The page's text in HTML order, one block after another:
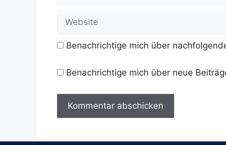
Benachrichtige mich über
Benachrichtige mich über neue